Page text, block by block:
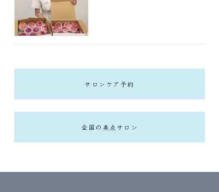
サロンケア予約
全国の美点サロン